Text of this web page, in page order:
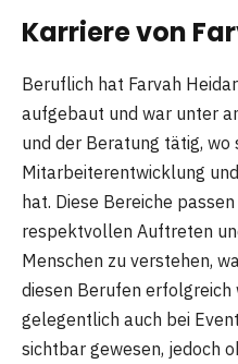
Karriere von
Beruflich hat Farvah
aufgebaut und war unter
und der Beratung tätig, wo
Mitarbeiterentwicklung
hat. Diese Bereiche
respektvollen Auftreten
Menschen zu verstehen,
diesen Berufen erfolgreich
gelegentlich auch bei
sichtbar gewesen, jedoch